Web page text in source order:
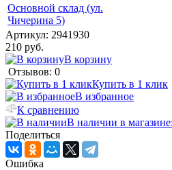
Основной склад (ул.
Чичерина 5)
Артикул: 2941930
210 руб.
В корзину
Отзывов: 0
Купить в 1 клик
В избранное
К сравнению
В наличии в
Поделиться
Ошибка